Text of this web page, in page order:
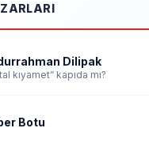
Dilipak
kıyamet“ kapıda mı?
Botu